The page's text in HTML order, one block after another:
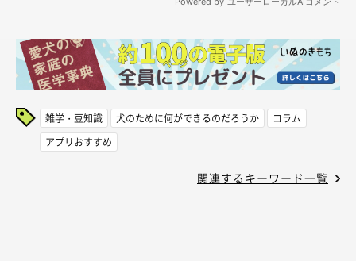
雑学・豆知識 犬のために何ができるのだろうか
コラム
アプリおすすめ
関連するキーワード一覧